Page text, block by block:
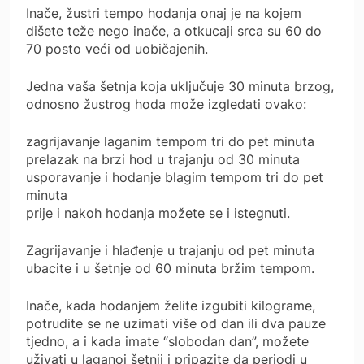
Inače, žustri tempo hodanja onaj je na kojem
dišete teže nego inače, a otkucaji srca su 60 do
70 posto veći od uobičajenih.
Jedna vaša šetnja koja uključuje 30 minuta brzog,
odnosno žustrog hoda može izgledati ovako:
zagrijavanje laganim tempom tri do pet minuta
prelazak na brzi hod u trajanju od 30 minuta
usporavanje i hodanje blagim tempom tri do pet
minuta
prije i nakoh hodanja možete se i istegnuti.
Zagrijavanje i hlađenje u trajanju od pet minuta
ubacite i u šetnje od 60 minuta bržim tempom.
Inače, kada hodanjem želite izgubiti kilograme,
potrudite se ne uzimati više od dan ili dva pauze
tjedno, a i kada imate “slobodan dan”, možete
uživati u laganoj šetnji i pripazite da periodi u